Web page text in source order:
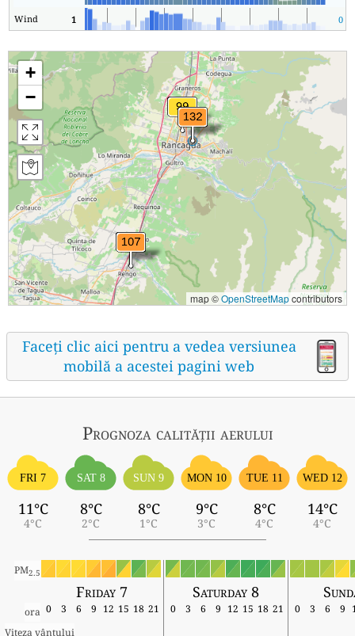
Wind 1 0
+
−
map ©OpenStreetMapcontributors
Faceți clic aici pentru a vedea versiunea
mobilă a acestei pagini web
Prognoza calității aerului
FRI 7
11°C
4°C
SAT 8
8°C
2°C
SUN 9
8°C
1°C
MON 10
9°C
3°C
TUE 11
8°C
4°C
WED 12
14°C
4°C
PM2.5
Friday 7 Saturday 8
ora 0 3 6 9 12 15 18 21 0 3 6 9 12 15 18 21 0 3 6 9
Viteza vântului